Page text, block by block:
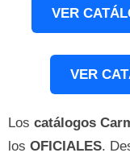
VER
VER
Los catálogos
los OFICIALES.